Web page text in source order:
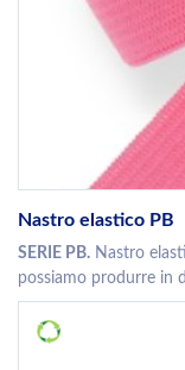
Nastro elastico PB
SERIE PB. Nastro
possiamo produrre in